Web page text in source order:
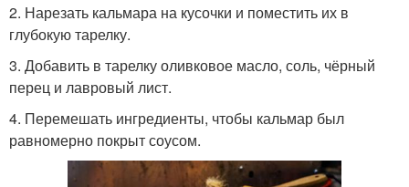
2. Нарезать кальмара на кусочки и поместить их в
глубокую тарелку.
3. Добавить в тарелку оливковое масло, соль, чёрный
перец и лавровый лист.
4. Перемешать ингредиенты, чтобы кальмар был
равномерно покрыт соусом.